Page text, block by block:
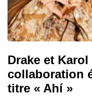
Drake et
collaboration
titre « Ahí »